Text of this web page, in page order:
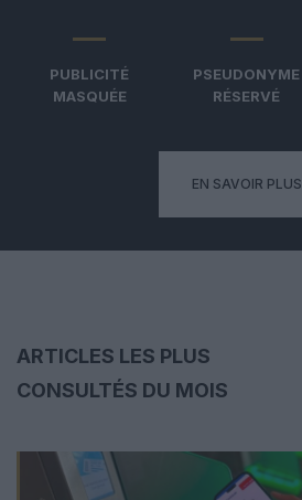
PUBLICITÉ
MASQUÉE
PSEUDONYME
RÉSERVÉ
EN SAVOIR PLUS
ARTICLES LES PLUS
CONSULTÉS DU MOIS